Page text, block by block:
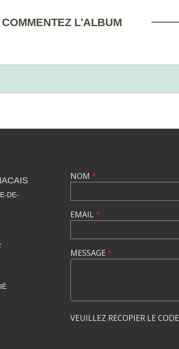
COMMENTEZ L'ALBUM
DE-
NOM *
EMAIL*
MESSAGE *
VEUILLEZ RECOPIER LE CODE